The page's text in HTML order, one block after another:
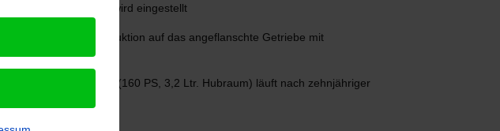
3,2 Ltr. Hubraum) wird eingestellt
Umstellung der Produktion auf das angeflanschte Getriebe mit
und 3200 S (160 PS, 3,2 Ltr. Hubraum) läuft nach zehnjähriger